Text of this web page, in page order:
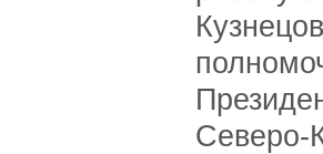
Северо-